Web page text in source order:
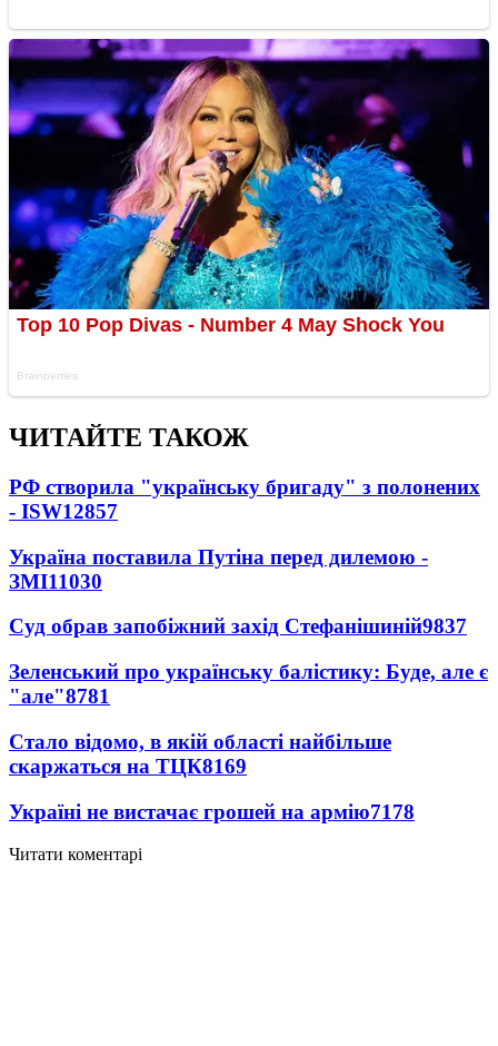
ЧИТАЙТЕ ТАКОЖ
РФ створила "українську бригаду" з полонених
- ISW12857
Україна поставила Путіна перед дилемою -
ЗМІ11030
Суд обрав запобіжний захід Стефанішиній9837
Зеленський про українську балістику: Буде, але є
"але"8781
Стало відомо, в якій області найбільше
скаржаться на ТЦК8169
Україні не вистачає грошей на армію7178
Читати коментарі